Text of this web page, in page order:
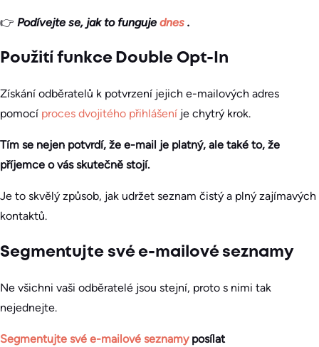
👉 Podívejte se, jak to funguje dnes .
Použití funkce Double Opt-In
Získání odběratelů k potvrzení jejich e-mailových adres
pomocí proces dvojitého přihlášení je chytrý krok.
Tím se nejen potvrdí, že e-mail je platný, ale také to, že
příjemce o vás skutečně stojí.
Je to skvělý způsob, jak udržet seznam čistý a plný zajímavých
kontaktů.
Segmentujte své e-mailové seznamy
Ne všichni vaši odběratelé jsou stejní, proto s nimi tak
nejednejte.
Segmentujte své e-mailové seznamy posílat